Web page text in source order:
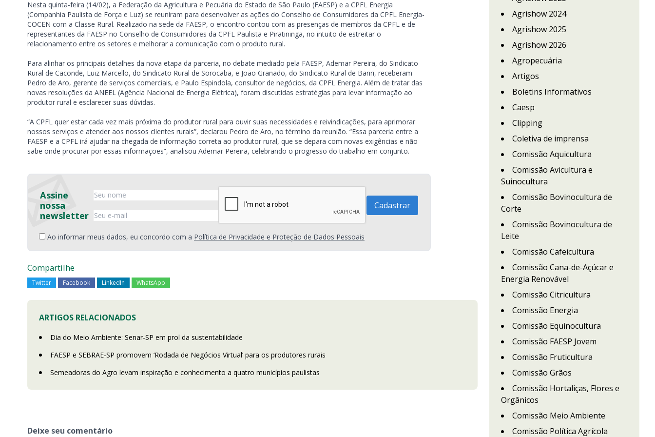
Nesta quinta-feira (14/02), a Federação da Agricultura e Pecuária do Estado de São Paulo (FAESP) e a CPFL Energia
(Companhia Paulista de Força e Luz) se reuniram para desenvolver as ações do Conselho de Consumidores da CPFL Energia-
COCEN com a Classe Rural. Realizado na sede da FAESP, o encontro contou com as presenças de membros da CPFL e de
representantes da FAESP no Conselho de Consumidores da CPFL Paulista e Piratininga, no intuito de estreitar o
relacionamento entre os setores e melhorar a comunicação com o produto rural.
Para alinhar os principais detalhes da nova etapa da parceria, no debate mediado pela FAESP, Ademar Pereira, do Sindicato
Rural de Caconde, Luiz Marcello, do Sindicato Rural de Sorocaba, e João Granado, do Sindicato Rural de Bariri, receberam
Pedro de Aro, gerente de serviços comerciais, e Paulo Espindola, consultor de negócios, da CPFL Energia. Além de tratar das
novas resoluções da ANEEL (Agência Nacional de Energia Elétrica), foram discutidas estratégias para levar informação ao
produtor rural e esclarecer suas dúvidas.
“A CPFL quer estar cada vez mais próxima do produtor rural para ouvir suas necessidades e reivindicações, para aprimorar
nossos serviços e atender aos nossos clientes rurais”, declarou Pedro de Aro, no término da reunião. “Essa parceria entre a
FAESP e a CPFL irá ajudar na chegada de informação correta ao produtor rural, que se depara com novas exigências e não
sabe onde procurar por essas informações”, analisou Ademar Pereira, celebrando o progresso do trabalho em conjunto.
Assine
nossa
newsletter
Ao informar meus dados, eu concordo com a Política de Privacidade e Proteção de Dados Pessoais
Compartilhe
Twitter Facebook LinkedIn WhatsApp
ARTIGOS RELACIONADOS
Dia do Meio Ambiente: Senar-SP em prol da sustentabilidade
FAESP e SEBRAE-SP promovem ‘Rodada de Negócios Virtual’ para os produtores rurais
Semeadoras do Agro levam inspiração e conhecimento a quatro municípios paulistas
Deixe seu comentário
Agrishow 2024
Agrishow 2025
Agrishow 2026
Agropecuária
Artigos
Boletins Informativos
Caesp
Clipping
Coletiva de imprensa
Comissão Aquicultura
Comissão Avicultura e
Suinocultura
Comissão Bovinocultura de
Corte
Comissão Bovinocultura de
Leite
Comissão Cafeicultura
Comissão Cana-de-Açúcar e
Energia Renovável
Comissão Citricultura
Comissão Energia
Comissão Equinocultura
Comissão FAESP Jovem
Comissão Fruticultura
Comissão Grãos
Comissão Hortaliças, Flores e
Orgânicos
Comissão Meio Ambiente
Comissão Política Agrícola